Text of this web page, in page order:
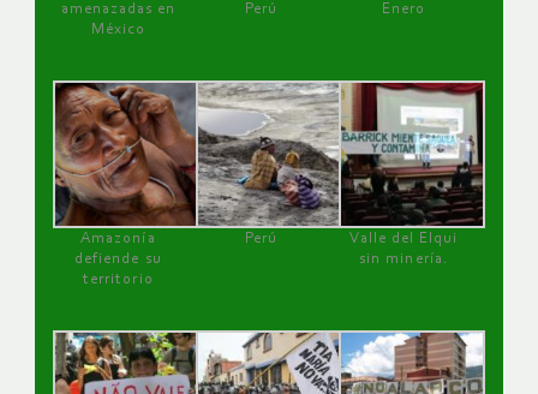
amenazadas en
México
Perú
Enero
Amazonía
defiende su
territorio
Perú
Valle del Elqui
sin minería.